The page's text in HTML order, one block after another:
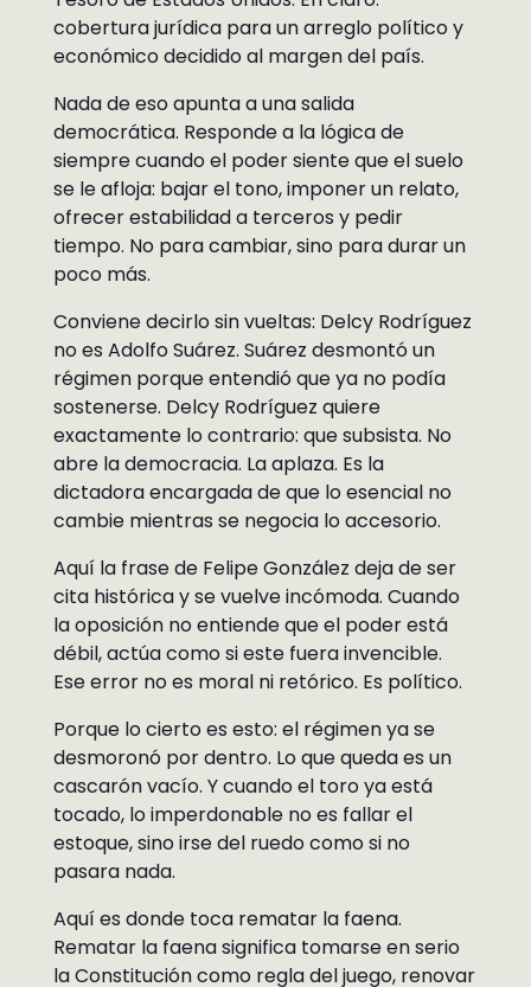
cobertura jurídica para un arreglo político y
económico decidido al margen del país.
Nada de eso apunta a una salida
democrática. Responde a la lógica de
siempre cuando el poder siente que el suelo
se le afloja: bajar el tono, imponer un relato,
ofrecer estabilidad a terceros y pedir
tiempo. No para cambiar, sino para durar un
poco más.
Conviene decirlo sin vueltas: Delcy Rodríguez
no es Adolfo Suárez. Suárez desmontó un
régimen porque entendió que ya no podía
sostenerse. Delcy Rodríguez quiere
exactamente lo contrario: que subsista. No
abre la democracia. La aplaza. Es la
dictadora encargada de que lo esencial no
cambie mientras se negocia lo accesorio.
Aquí la frase de Felipe González deja de ser
cita histórica y se vuelve incómoda. Cuando
la oposición no entiende que el poder está
débil, actúa como si este fuera invencible.
Ese error no es moral ni retórico. Es político.
Porque lo cierto es esto: el régimen ya se
desmoronó por dentro. Lo que queda es un
cascarón vacío. Y cuando el toro ya está
tocado, lo imperdonable no es fallar el
estoque, sino irse del ruedo como si no
pasara nada.
Aquí es donde toca rematar la faena.
Rematar la faena significa tomarse en serio
la Constitución como regla del juego, renovar